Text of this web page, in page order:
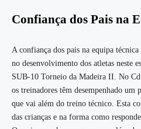
Confiança dos Pais na
A confiança dos pais na equipa
no desenvolvimento dos atletas neste
SUB-10 Torneio da Madeira II. No Cd
os treinadores têm desempenhado
que vai além do treino técnico. Esta
das crianças e na forma como